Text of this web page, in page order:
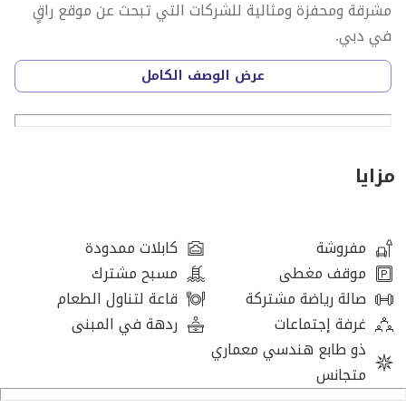
مشرقة ومحفزة ومثالية للشركات التي تبحث عن موقع راقٍ
في دبي.
مناسب لـ أكثر من 6 أشخاص، ويوفر مساحة عمل احترافية
ومريحة في أحد أهم المواقع التجارية في المدينة.
تفاصيل المكتب
المساحة: 250 قدم مربع
نافذة كاملة بإطلالة القناة والبحر
مفروش بالكامل
جاهز للانتقال الفوري
مساحة عمل مشرقة واحترافية
موقع مميز في الخليج التجاري
الخدمات والمزايا المشمولة
إنترنت عالي السرعة وواي فاي
عرض الوصف الكامل
مزايا
مفروشة
كابلات ممدودة
موقف مغطى
مسبح مشترك
صالة رياضة مشتركة
قاعة لتناول الطعام
غرفة إجتماعات
ردهة في المبنى
ذو طابع هندسي معماري
متجانس